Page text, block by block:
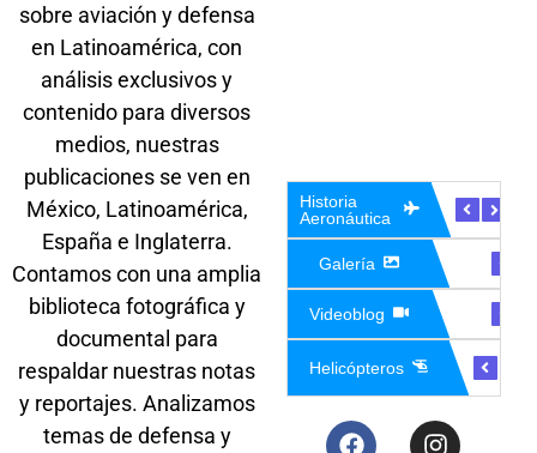
sobre aviación y defensa
en Latinoamérica, con
análisis exclusivos y
contenido para diversos
medios, nuestras
publicaciones se ven en
México, Latinoamérica,
España e Inglaterra.
Contamos con una amplia
biblioteca fotográfica y
documental para
respaldar nuestras notas
y reportajes. Analizamos
temas de defensa y
Historia
Aeronáutica
Conmemoración del
Tulum Air Show 2026
Como perdió
Se La
GaleríaCeremonia de
Galería del
Terminó
VideoblogAsí inicio la Parada
¿Se activará la
El KC-390
Helicópteros
Los helicópteros AW-
El Black Hawk se
Seguridad
Airbus